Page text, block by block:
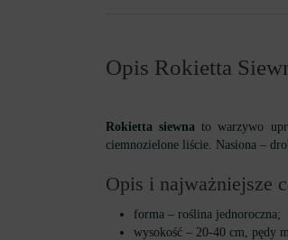
Opis Rokietta
Rokietta siewnato warzywo
ciemnozielone liście. Nasiona –
Opis i najważniejsze
forma – roślina jednoroczna;
wysokość – 20-40 cm, pędy